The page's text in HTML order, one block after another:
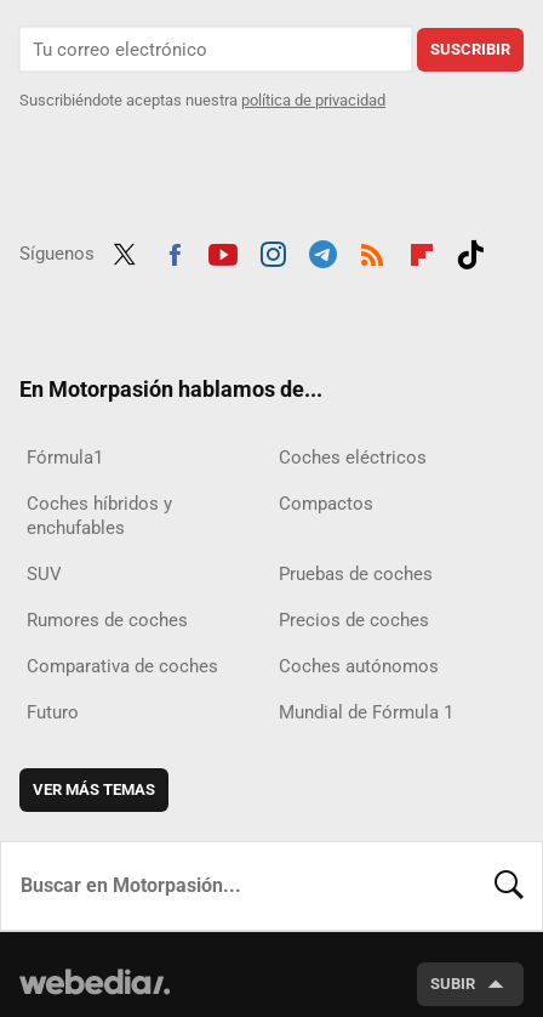
SUSCRIBIR
Suscribiéndote aceptas nuestra política de privacidad
Síguenos
En Motorpasión hablamos de...
Fórmula1 Coches eléctricos
Coches híbridos y
enchufables
Compactos
SUV Pruebas de coches
Rumores de coches Precios de coches
Comparativa de coches Coches autónomos
Futuro Mundial de Fórmula 1
VER MÁS TEMAS
SUBIR